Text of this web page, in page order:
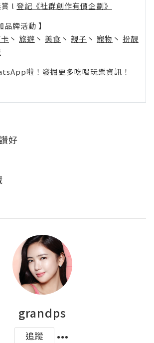
l 登記《社群創作有價企劃》
牌活動 】
丶 旅遊 丶 美食 丶 親子 丶 寵物 丶 扮靚
啦！發掘更多吃喝玩樂資訊！
好
grandps
追蹤